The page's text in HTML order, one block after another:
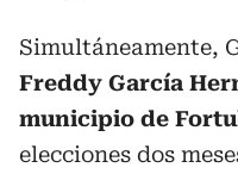
Simultáneamente,
Freddy García
municipio de
elecciones dos